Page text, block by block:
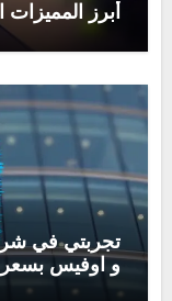
أبرز المميزات
و اوفيس